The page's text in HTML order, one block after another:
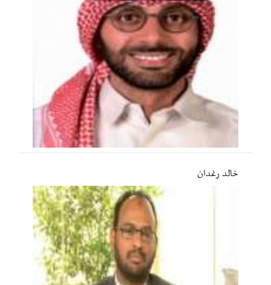
خالد رغدان